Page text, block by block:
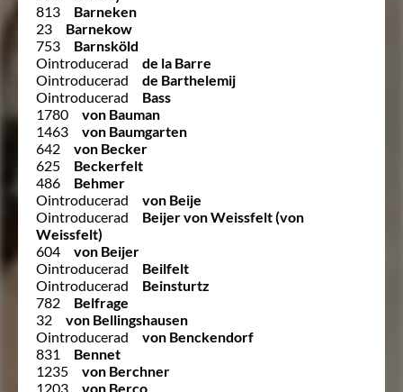
813
Barneken
23
Barnekow
753
Barnsköld
Ointroducerad
de la Barre
Ointroducerad
de Barthelemij
Ointroducerad
Bass
1780
von Bauman
1463
von Baumgarten
642
von Becker
625
Beckerfelt
486
Behmer
Ointroducerad
von Beije
Ointroducerad
Beijer von Weissfelt (von
Weissfelt)
604
von Beijer
Ointroducerad
Beilfelt
Ointroducerad
Beinsturtz
782
Belfrage
32
von Bellingshausen
Ointroducerad
von Benckendorf
831
Bennet
1235
von Berchner
1203
von Berco